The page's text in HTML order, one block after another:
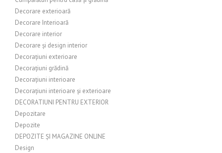
Decorare exterioară
Decorare Interioară
Decorare interior
Decorare și design interior
Decorațiuni exterioare
Decorațiuni grădină
Decorațiuni interioare
Decorațiuni interioare și exterioare
DECORATIUNI PENTRU EXTERIOR
Depozitare
Depozite
DEPOZITE ȘI MAGAZINE ONLINE
Design